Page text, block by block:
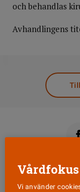
och behandlas
Avhandlingens
Vi använder